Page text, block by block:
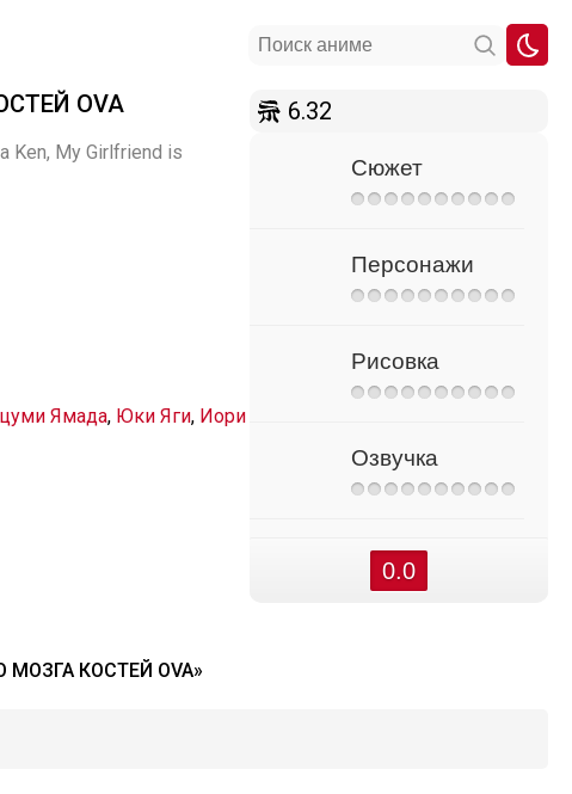
OVA
Ken, My Girlfriend is
Ямада, Юки Яги, Иори
6.32
Сюжет
Персонажи
Рисовка
Озвучка
0.0
КОСТЕЙ OVA»